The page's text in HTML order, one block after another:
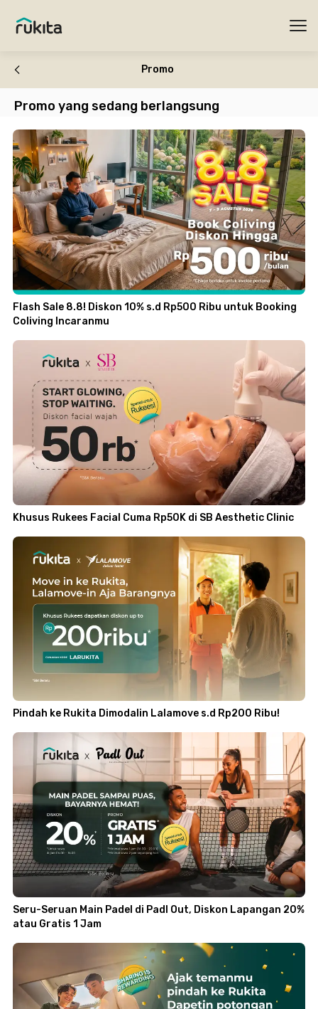
Promo
Promo yang sedang berlangsung
Flash Sale 8.8! Diskon 10% s.d Rp500 Ribu untuk Booking
Coliving Incaranmu
Khusus Rukees Facial Cuma Rp50K di SB Aesthetic Clinic
Pindah ke Rukita Dimodalin Lalamove s.d Rp200 Ribu!
Seru-Seruan Main Padel di Padl Out, Diskon Lapangan 20%
atau Gratis 1 Jam